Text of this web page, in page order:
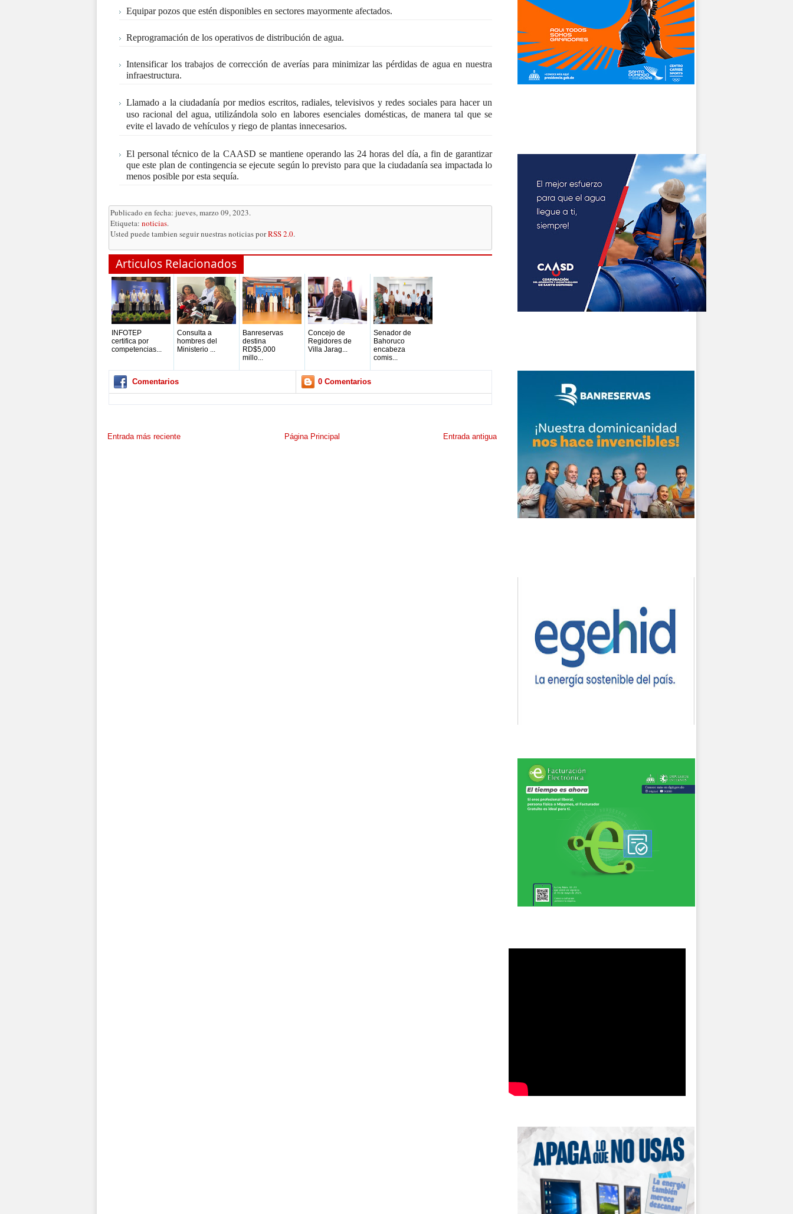
Equipar pozos que estén disponibles en sectores mayormente afectados.
Reprogramación de los operativos de distribución de agua.
Intensificar los trabajos de corrección de averías para minimizar las pérdidas de agua en nuestra
infraestructura.
Llamado a la ciudadanía por medios escritos, radiales, televisivos y redes sociales para hacer un
uso racional del agua, utilizándola solo en labores esenciales domésticas, de manera tal que se
evite el lavado de vehículos y riego de plantas innecesarios.
El personal técnico de la CAASD se mantiene operando las 24 horas del día, a fin de garantizar
que este plan de contingencia se ejecute según lo previsto para que la ciudadanía sea impactada lo
menos posible por esta sequía.
Publicado en fecha: jueves, marzo 09, 2023.
Etiqueta: noticias.
Usted puede tambien seguir nuestras noticias porRSS 2.0.
Articulos Relacionados
INFOTEP
certifica por
competencias...
Consulta a
hombres del
Ministerio ...
Banreservas
destina
RD$5,000
millo...
Concejo de
Regidores de
Villa Jarag...
Senador de
Bahoruco
encabeza
comis...
Comentarios 0 Comentarios
Entrada más reciente Entrada antigua
Página Principal